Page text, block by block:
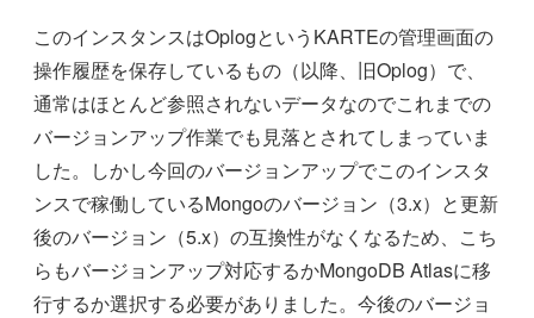
このインスタンスはOplogというKARTEの管理画面の
操作履歴を保存しているもの（以降、旧Oplog）で、
通常はほとんど参照されないデータなのでこれまでの
バージョンアップ作業でも見落とされてしまっていま
した。しかし今回のバージョンアップでこのインスタ
ンスで稼働しているMongoのバージョン（3.x）と更新
後のバージョン（5.x）の互換性がなくなるため、こち
らもバージョンアップ対応するかMongoDB Atlasに移
行するか選択する必要がありました。今後のバージョ